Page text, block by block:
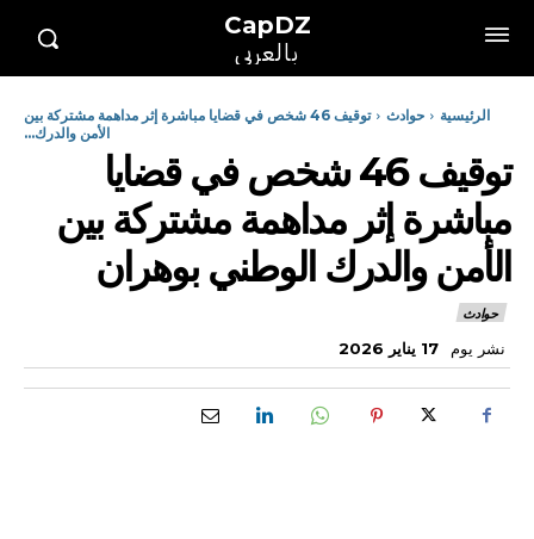
CapDZ
بالعربي
الرئيسية حوادث
توقيف 46 شخص في قضايا مباشرة إثر مداهمة مشتركة بين
الأمن والدرك...
توقيف 46 شخص في قضايا
مباشرة إثر مداهمة مشتركة بين
الأمن والدرك الوطني بوهران
حوادث
نشر يوم 17 يناير 2026